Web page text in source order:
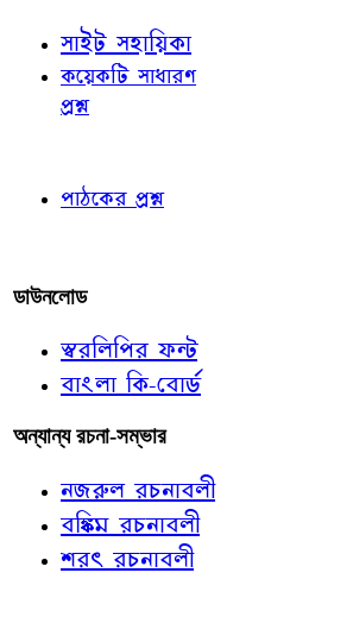
সাইট সহায়িকা
কয়েকটি সাধারণ
প্রশ্ন
পাঠকের প্রশ্ন
ডাউনলোড
স্বরলিপির ফন্ট
বাংলা কি-বোর্ড
অন্যান্য রচনা-সম্ভার
নজরুল রচনাবলী
বঙ্কিম রচনাবলী
শরৎ রচনাবলী